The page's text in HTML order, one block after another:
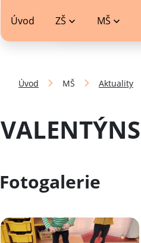
Úvod ZŠ MŠ
Úvod MŠ Aktuality
Fotogalerie